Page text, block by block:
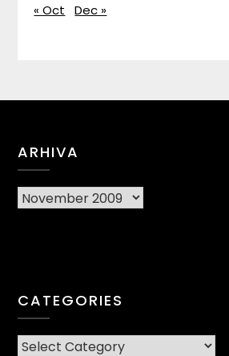
« Oct
Dec »
ARHIVA
Arhiva
CATEGORIES
CATEGORIES